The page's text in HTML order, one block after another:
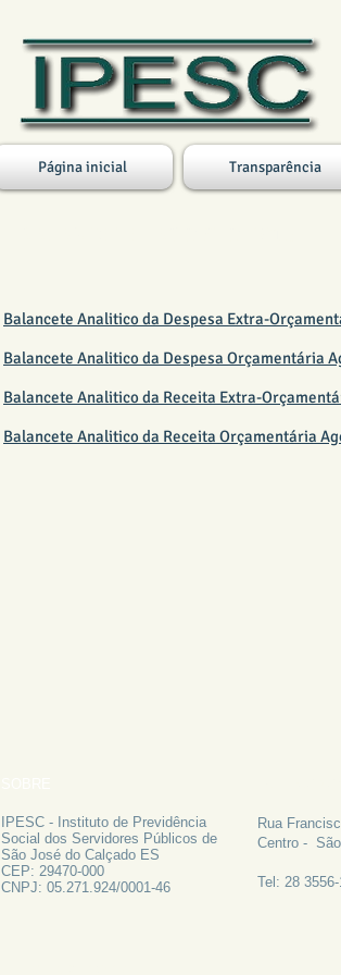
Página inicial Transparência
Balancete Analitico da Despesa Extra-
Balancete Analitico da Despesa Orçamentária
Balancete Analitico da Receita Extra-
Balancete Analitico da Receita Orçamentária
IPESC - Instituto de Previdência
Social dos Servidores Públicos de
São José do Calçado ES
CEP: 29470-000
CNPJ: 05.271.924/0001-46
Rua
Centro -
Tel: 28